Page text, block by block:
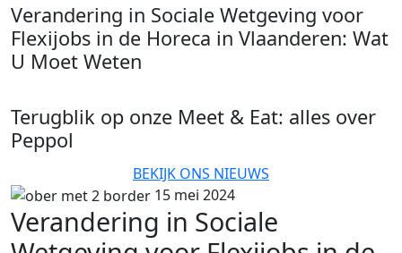
Verandering in Sociale Wetgeving voor
Flexijobs in de Horeca in Vlaanderen: Wat
U Moet Weten
Terugblik op onze Meet & Eat: alles over
Peppol
BEKIJK ONS NIEUWS
15 mei 2024
Verandering in Sociale